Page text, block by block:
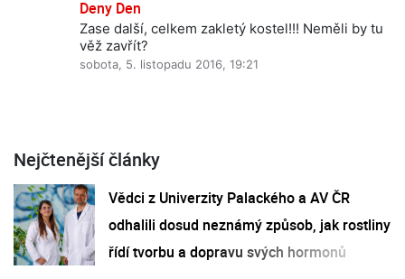
Deny Den
Zase další, celkem zakletý kostel!!! Neměli by tu
věž zavřít?
sobota, 5. listopadu 2016, 19:21
Nejčtenější články
Vědci z Univerzity Palackého a AV ČR
odhalili dosud neznámý způsob, jak rostliny
řídí tvorbu a dopravu svých hormonů